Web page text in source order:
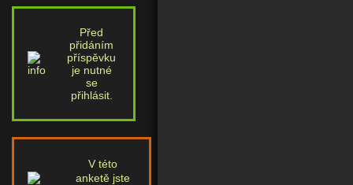
Před
přidáním
příspěvku
je nutné
se
přihlásit.
V této
anketě jste